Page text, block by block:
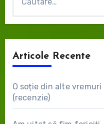
după:
Articole Recente
O soție din alte vremuri
(recenzie)